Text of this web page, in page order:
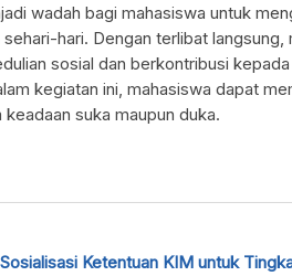
wadah bagi mahasiswa untuk
hari. Dengan terlibat langsung,
sosial dan berkontribusi
kegiatan ini, mahasiswa dapat
suka maupun duka.
Ketentuan KIM untuk